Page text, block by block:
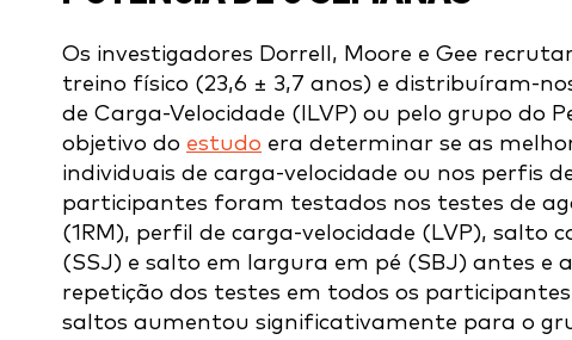
Os investigadores Dorrell, Moore e Gee
treino físico (23,6 ± 3,7 anos) e distribuíram-
de Carga-Velocidade (ILVP) ou pelo grupo do
objetivo do estudo era determinar se as
individuais de carga-velocidade ou nos perfis
participantes foram testados nos testes de
(1RM), perfil de carga-velocidade (LVP),
(SSJ) e salto em largura em pé (SBJ) antes e
repetição dos testes em todos os
saltos aumentou significativamente para o